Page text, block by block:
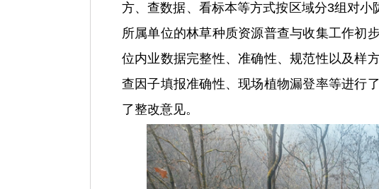
方、查数据、看标本等方式按区域分3组对
所属单位的林草种质资源普查与收集工作初
位内业数据完整性、准确性、规范性以及样
查因子填报准确性、现场植物漏登率等进行
了整改意见。